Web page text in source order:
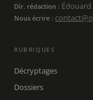
Dir. rédaction :
Nous écrire :
RUBRIQUES
Décryptages
Dossiers